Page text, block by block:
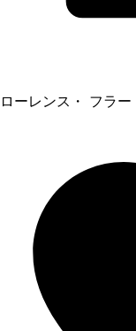
ローレンス・ フラー